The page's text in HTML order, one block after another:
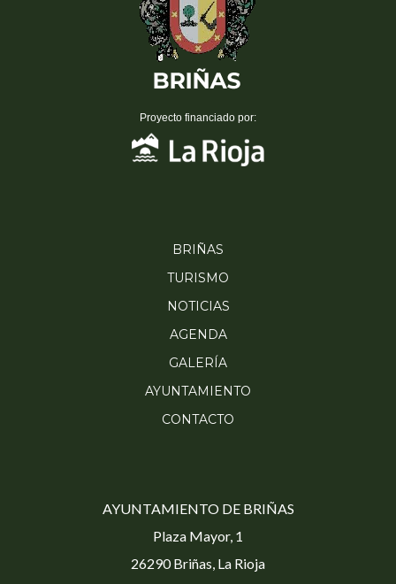
Proyecto financiado por:
BRIÑAS
TURISMO
NOTICIAS
AGENDA
GALERÍA
AYUNTAMIENTO
CONTACTO
AYUNTAMIENTO DE BRIÑAS
Plaza Mayor, 1
26290 Briñas, La Rioja